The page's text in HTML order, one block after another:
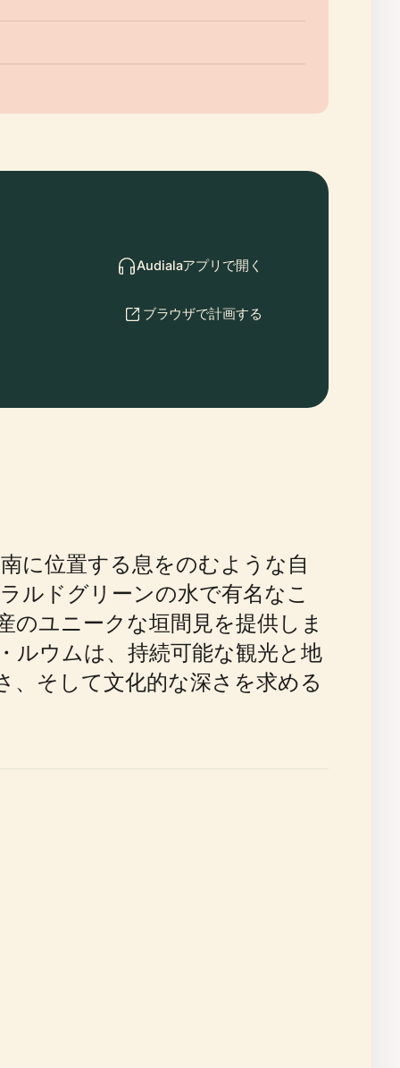
Audialaアプリで開く
ブラウザで計画する
に位置する息をのむような自
ルドグリーンの水で有名なこ
ユニークな垣間見を提供しま
ルウムは、持続可能な観光と地
、そして文化的な深さを求める